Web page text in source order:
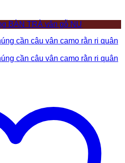
BÀN TRÀ vân gỗ NU